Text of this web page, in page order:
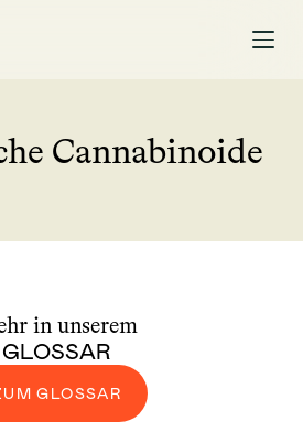
Cannabinoide
in unserem
GLOSSAR
GLOSSAR